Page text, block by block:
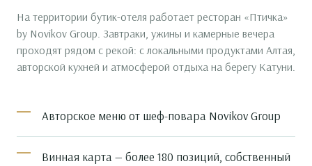
На территории бутик-отеля работает ресторан «Птичка»
by Novikov Group. Завтраки, ужины и камерные вечера
проходят рядом с рекой: с локальными продуктами Алтая,
авторской кухней и атмосферой отдыха на берегу Катуни.
Авторское меню от шеф-повара Novikov Group
Винная карта — более 180 позиций, собственный